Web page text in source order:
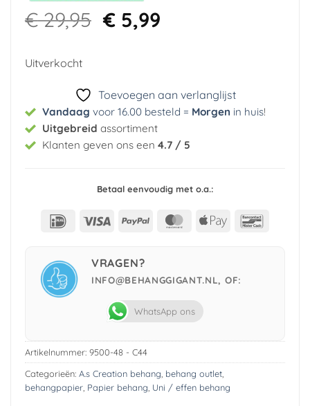
€29,95 Oorspronkelijke
prijs
€5,99Huidige
Uitverkocht
Toevoegen aan verlanglijst
Vandaag voor 16.00 besteld = Morgen in huis!
Uitgebreid assortiment
Klanten geven ons een 4.7 / 5
Betaal eenvoudig met o.a.:
IDeal Visa PayPal MasterCard
Apple
VRAGEN?
INFO@BEHANGGIGANT.NL, OF:
WhatsApp ons
Artikelnummer: 9500-48 - C44
Categorieën: A.s Creation behang behang outlet,
behangpapier, Papier behang Uni / effen behang